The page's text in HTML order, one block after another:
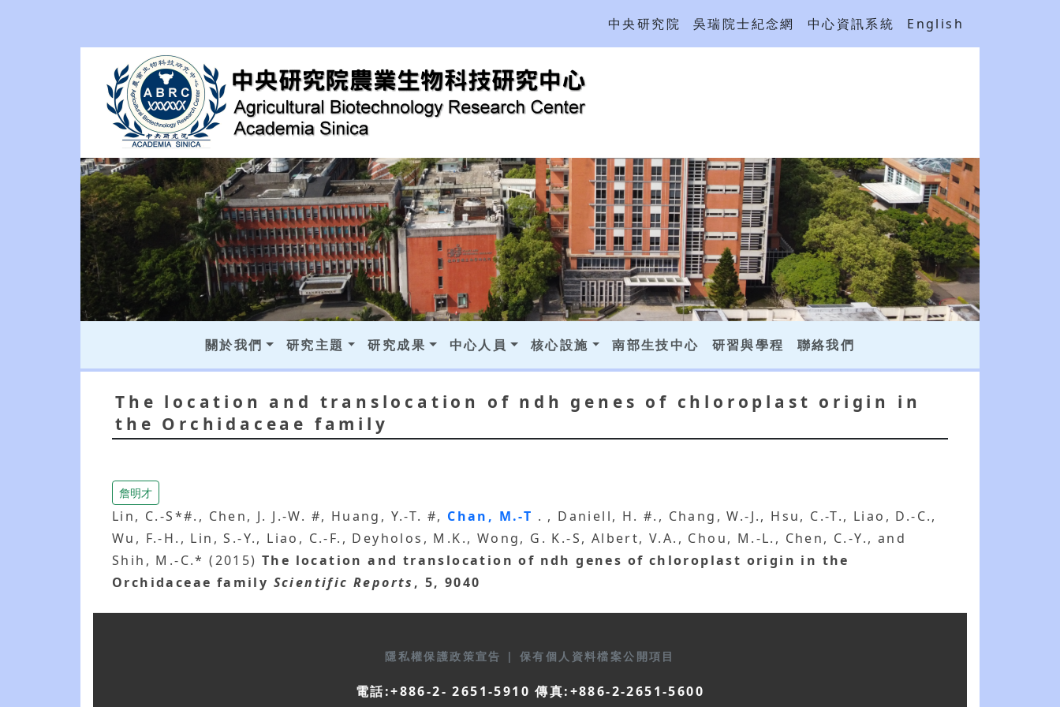
中央研究院 吳瑞院士紀念網 中心資訊系統 English
關於我們 研究主題 研究成果 中心人員 核心設施 南部生技中心 研習與學程 聯絡我們
The location and translocation of ndh genes of chloroplast origin in
the Orchidaceae family
詹明才
Lin, C.-S*#., Chen, J. J.-W. #, Huang, Y.-T. #, Chan, M.-T . , Daniell, H. #., Chang, W.-J., Hsu, C.-T., Liao, D.-C.,
Wu, F.-H., Lin, S.-Y., Liao, C.-F., Deyholos, M.K., Wong, G. K.-S, Albert, V.A., Chou, M.-L., Chen, C.-Y., and
Shih, M.-C.* (2015) The location and translocation of ndh genes of chloroplast origin in the
Orchidaceae family Scientific Reports, 5, 9040
隱私權保護政策宣告 | 保有個人資料檔案公開項目
電話:+886-2- 2651-5910 傳真:+886-2-2651-5600